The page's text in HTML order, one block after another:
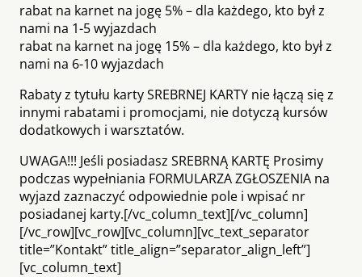
rabat na karnet na jogę 5% – dla każdego, kto był z
nami na 1-5 wyjazdach
rabat na karnet na jogę 15% – dla każdego, kto był z
nami na 6-10 wyjazdach
Rabaty z tytułu karty SREBRNEJ KARTY nie łączą się z
innymi rabatami i promocjami, nie dotyczą kursów
dodatkowych i warsztatów.
UWAGA!!! Jeśli posiadasz SREBRNĄ KARTĘ Prosimy
podczas wypełniania FORMULARZA ZGŁOSZENIA na
wyjazd zaznaczyć odpowiednie pole i wpisać nr
posiadanej karty.[/vc_column_text][/vc_column]
[/vc_row][vc_row][vc_column][vc_text_separator
title=”Kontakt” title_align=”separator_align_left”]
[vc_column_text]